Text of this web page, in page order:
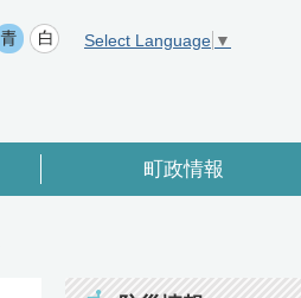
Select Language ▼
町政情報